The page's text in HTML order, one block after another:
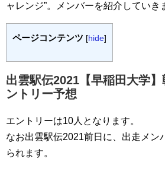
ャレンジ”。メンバーを紹介していき
ページコンテンツ [hide]
出雲駅伝2021【早稲田大学
ントリー予想
エントリーは10人となります。
なお出雲駅伝2021前日に、出走メン
られます。